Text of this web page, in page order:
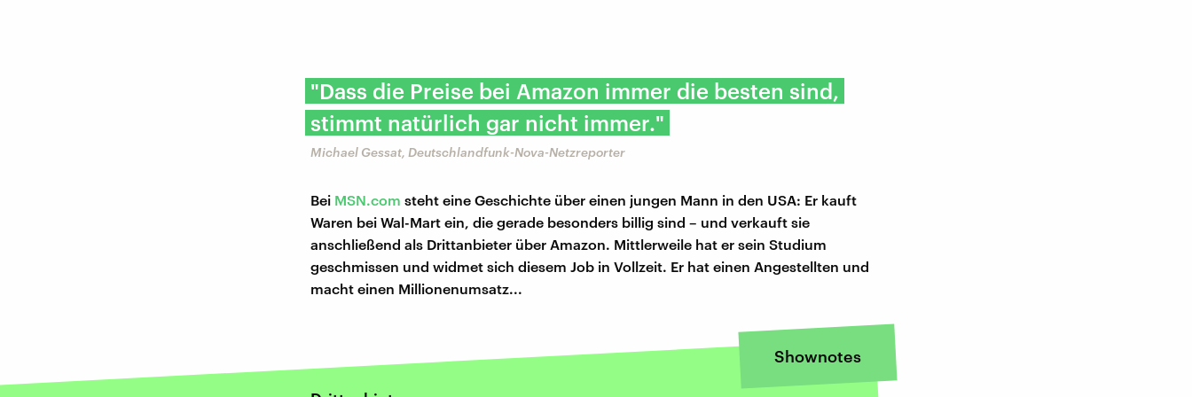
"Dass die Preise bei Amazon immer die besten sind,
stimmt natürlich gar nicht immer."
Michael Gessat, Deutschlandfunk-Nova-Netzreporter
Bei MSN.com steht eine Geschichte über einen jungen Mann in den USA: Er kauft
Waren bei Wal-Mart ein, die gerade besonders billig sind – und verkauft sie
anschließend als Drittanbieter über Amazon. Mittlerweile hat er sein Studium
geschmissen und widmet sich diesem Job in Vollzeit. Er hat einen Angestellten und
macht einen Millionenumsatz...
Shownotes